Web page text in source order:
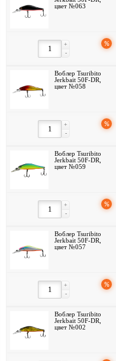
цвет №063
-
+ %
Воблер Tsuribito
Jerkbait 50F-DR,
цвет №058
-
+ %
Воблер Tsuribito
Jerkbait 50F-DR,
цвет №059
-
+ %
Воблер Tsuribito
Jerkbait 50F-DR,
цвет №057
-
+ %
Воблер Tsuribito
Jerkbait 50F-DR,
цвет №002